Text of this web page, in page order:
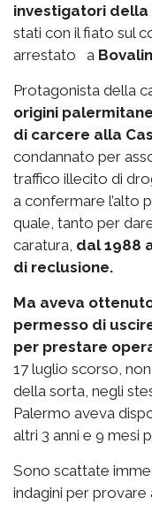
investigatori della
stati con il fiato sul
arrestato a
Protagonista della
origini
di carcere alla
condannato per
traffico illecito di
a confermare l’alto
quale, tanto per
caratura, dal 1988
di reclusione.
Ma aveva
permesso di
per prestare
17 luglio scorso,
della sorta, negli
Palermo aveva
altri 3 anni e 9 mesi
Sono scattate
indagini per